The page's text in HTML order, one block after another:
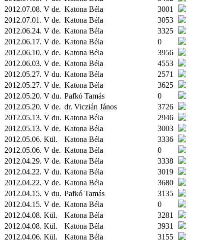
2012.07.08. V de. Katona Béla
3001
2012.07.01. V de. Katona Béla
3053
2012.06.24. V de. Katona Béla
3325
2012.06.17. V de. Katona Béla
0
2012.06.10. V de. Katona Béla
3956
2012.06.03. V de. Katona Béla
4553
2012.05.27. V du. Katona Béla
2571
2012.05.27. V de. Katona Béla
3625
2012.05.20. V du. Pafkó Tamás
0
2012.05.20. V de. dr. Viczián János
3726
2012.05.13. V du. Katona Béla
2946
2012.05.13. V de. Katona Béla
3003
2012.05.06. Kül. Katona Béla
3336
2012.05.06. V de. Katona Béla
0
2012.04.29. V de. Katona Béla
3338
2012.04.22. V du. Katona Béla
3019
2012.04.22. V de. Katona Béla
3680
2012.04.15. V du. Pafkó Tamás
3135
2012.04.15. V de. Katona Béla
0
2012.04.08. Kül. Katona Béla
3281
2012.04.08. Kül. Katona Béla
3931
2012.04.06. Kül. Katona Béla
3155